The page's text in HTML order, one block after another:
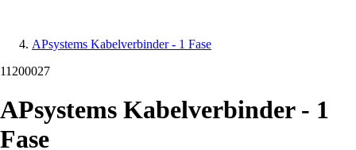
APsystems Kabelverbinder - 1 Fase
11200027
APsystems Kabelverbinder - 1
Fase